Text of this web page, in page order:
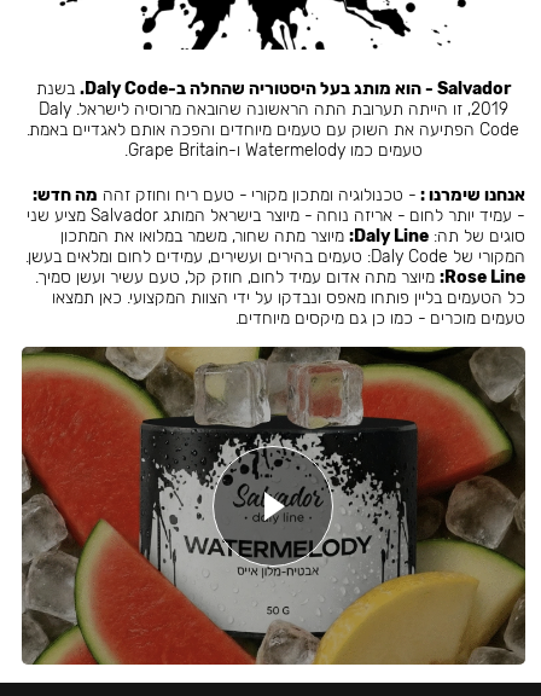
Salvador - הוא מותג בעל היסטוריה שהחלה ב-Daly Code.
בשנת
2019, זו הייתה תערובת התה הראשונה שהובאה מרוסיה לישראל. Daly
Code הפתיעה את השוק עם טעמים מיוחדים והפכה אותם לאגדיים באמת.
טעמים כמו Watermelody ו-Grape Britain.
אנחנו שימרנו : - טכנולוגיה ומתכון מקורי - טעם ריח וחוזק זהה מה חדש:
- עמיד יותר לחום - אריזה נוחה - מיוצר בישראל המותג Salvador מציע שני
סוגים של תה:Daly Line: מיוצר מתה שחור, משמר במלואו את המתכון
המקורי של Daly Code: טעמים בהירים ועשירים, עמידים לחום ומלאים בעשן.
Rose Line: מיוצר מתה אדום עמיד לחום, חוזק קל, טעם עשיר ועשן סמיך.
כל הטעמים בליין פותחו מאפס ונבדקו על ידי הצוות המקצועי. כאן תמצאו
טעמים מוכרים - כמו כן גם מיקסים מיוחדים.